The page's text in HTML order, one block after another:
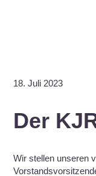
18. Juli 2023
Der
Wir stellen unseren